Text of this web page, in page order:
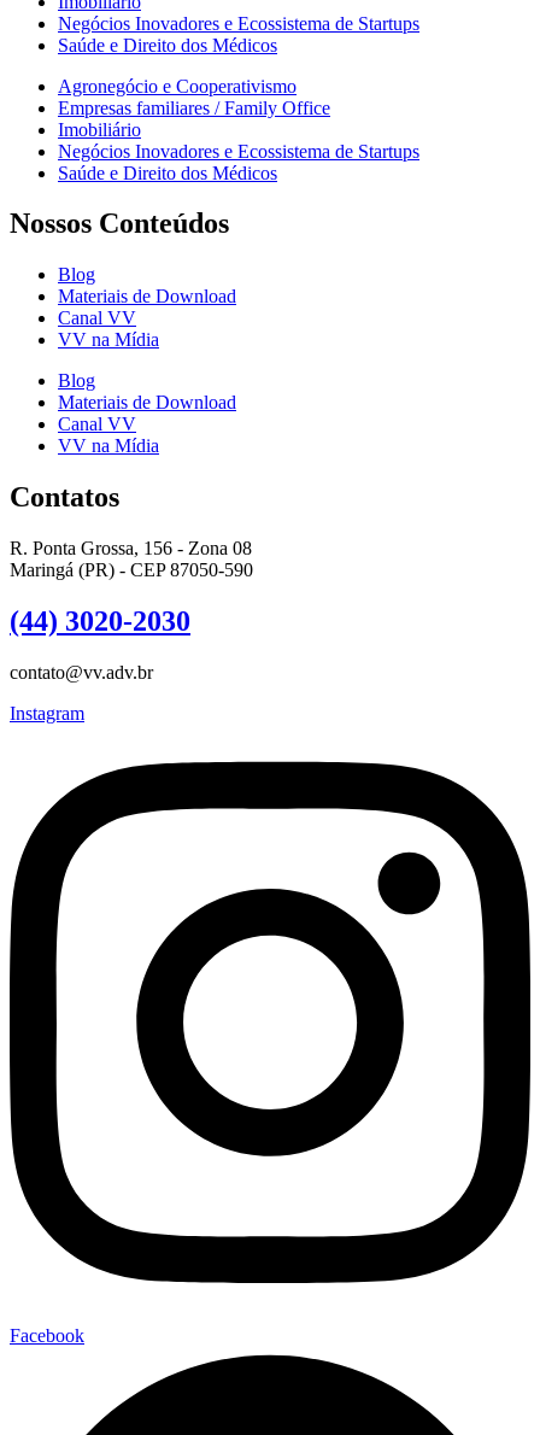
Negócios Inovadores e Ecossistema de Startups
Saúde e Direito dos Médicos
Agronegócio e Cooperativismo
Empresas familiares / Family Office
Imobiliário
Negócios Inovadores e Ecossistema de Startups
Saúde e Direito dos Médicos
Nossos Conteúdos
Blog
Materiais de Download
Canal VV
VV na Mídia
Blog
Materiais de Download
Canal VV
VV na Mídia
Contatos
R. Ponta Grossa, 156 - Zona 08
Maringá (PR) - CEP 87050-590
(44) 3020-2030
contato@vv.adv.br
Instagram
Facebook